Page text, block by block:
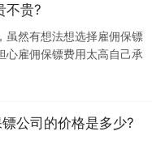
不贵?
然有想法想选择雇佣保镖
心雇佣保镖费用太高自己承
公司的价格是多少?